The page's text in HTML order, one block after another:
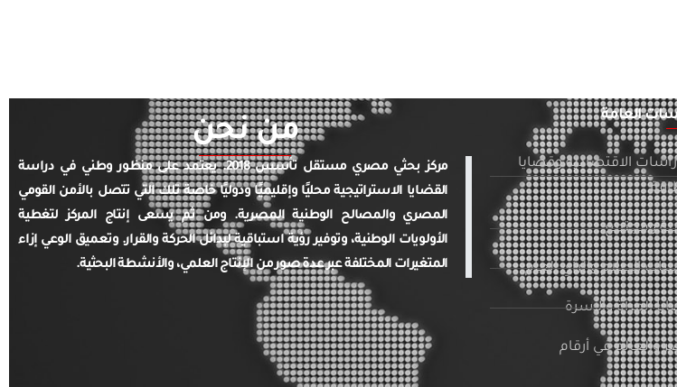
العامة
الاقتصادية وقضايا
ومجتمع
الإعلام والرأي العام
المرأة والأسرة
والعالم في أرقام
من نحن
مركز بحثي مصري مستقل تأسس 2018. يعتمد على منظور وطني في دراسة
القضايا الاستراتيجية محليًا وإقليميًا ودوليًا خاصة تلك التي تتصل بالأمن القومي
المصري والمصالح الوطنية المصرية. ومن ثم يسعى إنتاج المركز لتغطية
الأولويات الوطنية، وتوفير رؤية استباقية لبدائل الحركة والقرار. وتعميق الوعي إزاء
المتغيرات المختلفة عبر عدة صور من الإنتاج العلمي، والأنشطة البحثية.